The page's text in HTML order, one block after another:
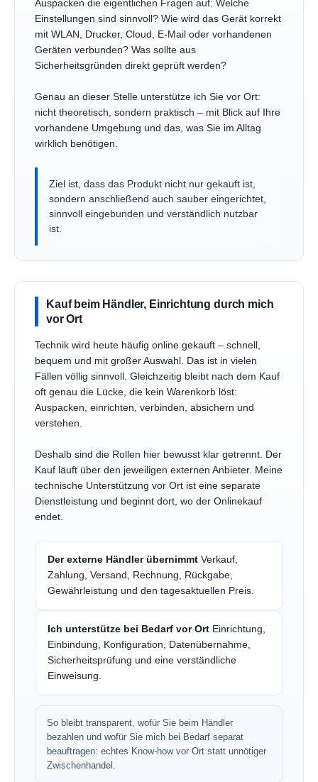
Auspacken die eigentlichen Fragen auf: Welche
Einstellungen sind sinnvoll? Wie wird das Gerät korrekt
mit WLAN, Drucker, Cloud, E-Mail oder vorhandenen
Geräten verbunden? Was sollte aus
Sicherheitsgründen direkt geprüft werden?
Genau an dieser Stelle unterstütze ich Sie vor Ort:
nicht theoretisch, sondern praktisch – mit Blick auf Ihre
vorhandene Umgebung und das, was Sie im Alltag
wirklich benötigen.
Ziel ist, dass das Produkt nicht nur gekauft ist,
sondern anschließend auch sauber eingerichtet,
sinnvoll eingebunden und verständlich nutzbar
ist.
Kauf beim Händler, Einrichtung durch mich
vor Ort
Technik wird heute häufig online gekauft – schnell,
bequem und mit großer Auswahl. Das ist in vielen
Fällen völlig sinnvoll. Gleichzeitig bleibt nach dem Kauf
oft genau die Lücke, die kein Warenkorb löst:
Auspacken, einrichten, verbinden, absichern und
verstehen.
Deshalb sind die Rollen hier bewusst klar getrennt. Der
Kauf läuft über den jeweiligen externen Anbieter. Meine
technische Unterstützung vor Ort ist eine separate
Dienstleistung und beginnt dort, wo der Onlinekauf
endet.
Der externe Händler übernimmt Verkauf,
Zahlung, Versand, Rechnung, Rückgabe,
Gewährleistung und den tagesaktuellen Preis.
Ich unterstütze bei Bedarf vor Ort Einrichtung,
Einbindung, Konfiguration, Datenübernahme,
Sicherheitsprüfung und eine verständliche
Einweisung.
So bleibt transparent, wofür Sie beim Händler
bezahlen und wofür Sie mich bei Bedarf separat
beauftragen: echtes Know-how vor Ort statt unnötiger
Zwischenhandel.